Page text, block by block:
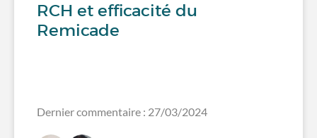
RCH et efficacité du
Remicade
Dernier commentaire : 27/03/2024